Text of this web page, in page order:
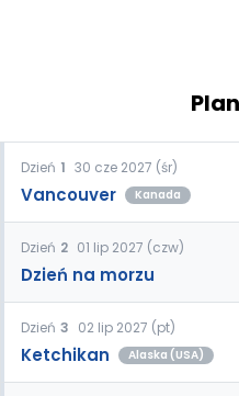
Dzień 1 30 cze 2027 (śr)
Vancouver Kanada
Dzień 2 01 lip 2027 (czw)
Dzień na morzu
Dzień 3 02 lip 2027 (pt)
Ketchikan Alaska (USA)